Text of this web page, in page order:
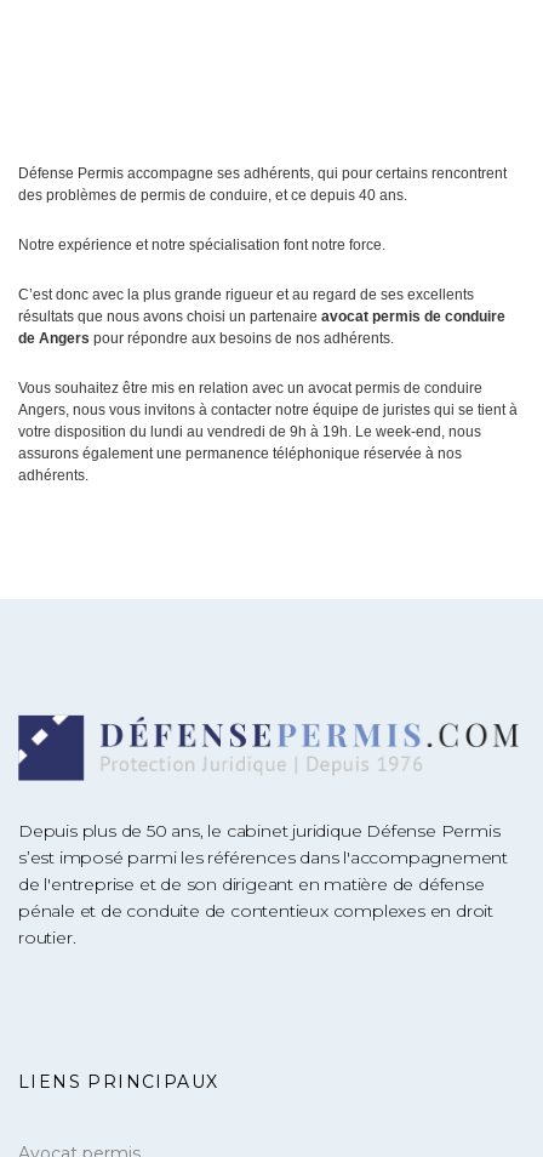
Défense Permis accompagne ses adhérents, qui pour certains rencontrent
des problèmes de permis de conduire, et ce depuis 40 ans.
Notre expérience et notre spécialisation font notre force.
C’est donc avec la plus grande rigueur et au regard de ses excellents
résultats que nous avons choisi un partenaire avocat permis de conduire
de Angers pour répondre aux besoins de nos adhérents.
Vous souhaitez être mis en relation avec un avocat permis de conduire
Angers, nous vous invitons à contacter notre équipe de juristes qui se tient à
votre disposition du lundi au vendredi de 9h à 19h. Le week-end, nous
assurons également une permanence téléphonique réservée à nos
adhérents.
Depuis plus de 50 ans, le cabinet juridique Défense Permis
s’est imposé parmi les références dans l'accompagnement
de l'entreprise et de son dirigeant en matière de défense
pénale et de conduite de contentieux complexes en droit
routier.
LIENS PRINCIPAUX